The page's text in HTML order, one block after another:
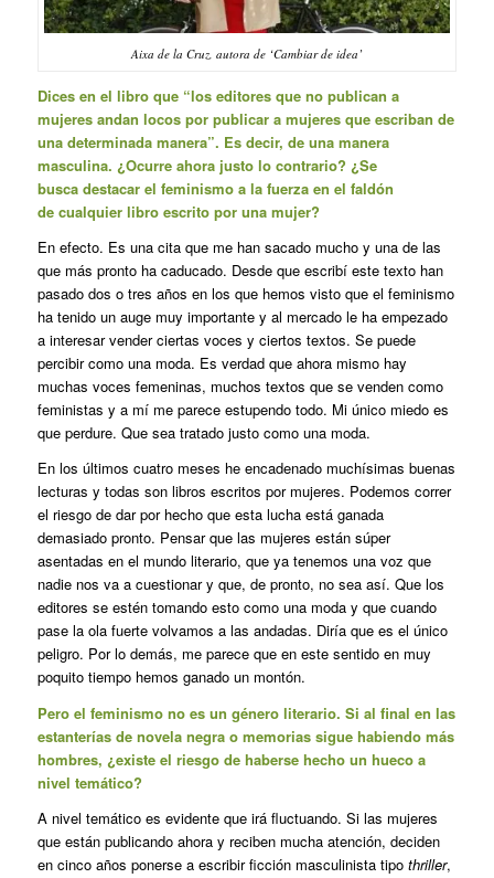
Aixa de la Cruz, autora de ‘Cambiar de idea’
Dices en el libro que “los editores que no publican a
mujeres andan locos por publicar a mujeres que escriban de
una determinada manera”. Es decir, de una manera
masculina. ¿Ocurre ahora justo lo contrario? ¿Se
busca destacar el feminismo a la fuerza en el faldón
de cualquier libro escrito por una mujer?
En efecto. Es una cita que me han sacado mucho y una de las
que más pronto ha caducado. Desde que escribí este texto han
pasado dos o tres años en los que hemos visto que el feminismo
ha tenido un auge muy importante y al mercado le ha empezado
a interesar vender ciertas voces y ciertos textos. Se puede
percibir como una moda. Es verdad que ahora mismo hay
muchas voces femeninas, muchos textos que se venden como
feministas y a mí me parece estupendo todo. Mi único miedo es
que perdure. Que sea tratado justo como una moda.
En los últimos cuatro meses he encadenado muchísimas buenas
lecturas y todas son libros escritos por mujeres. Podemos correr
el riesgo de dar por hecho que esta lucha está ganada
demasiado pronto. Pensar que las mujeres están súper
asentadas en el mundo literario, que ya tenemos una voz que
nadie nos va a cuestionar y que, de pronto, no sea así. Que los
editores se estén tomando esto como una moda y que cuando
pase la ola fuerte volvamos a las andadas. Diría que es el único
peligro. Por lo demás, me parece que en este sentido en muy
poquito tiempo hemos ganado un montón.
Pero el feminismo no es un género literario. Si al final en las
estanterías de novela negra o memorias sigue habiendo más
hombres, ¿existe el riesgo de haberse hecho un hueco a
nivel temático?
A nivel temático es evidente que irá fluctuando. Si las mujeres
que están publicando ahora y reciben mucha atención, deciden
en cinco años ponerse a escribir ficción masculinista tipo thriller,